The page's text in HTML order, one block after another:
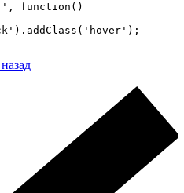
function()